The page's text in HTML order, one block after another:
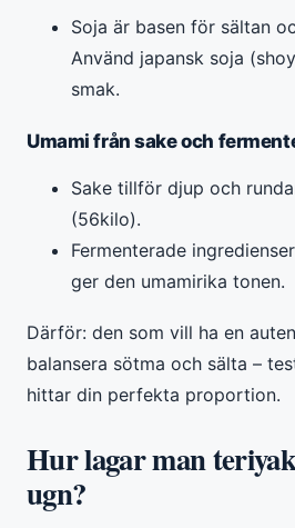
Soja är basen för sältan
Använd japansk soja
smak.
Umami från sake och
Sake tillför djup och
(56kilo).
Fermenterade
ger den umamirika tonen.
Därför: den som vill ha en
balansera sötma och sälta –
hittar din perfekta proportion.
Hur lagar man
ugn?